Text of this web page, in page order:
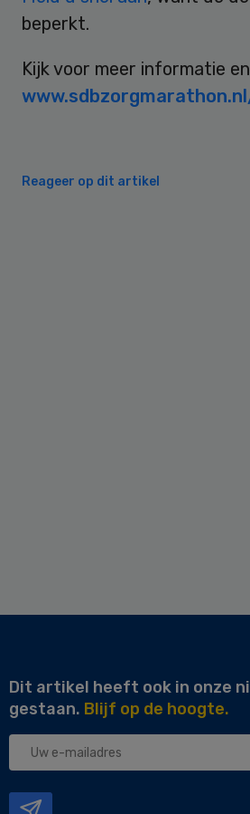
beperkt.
Kijk voor meer informatie
Reageer op dit artikel
Dit artikel heeft ook in onze
gestaan. Blijf op de hoogte.
Uw